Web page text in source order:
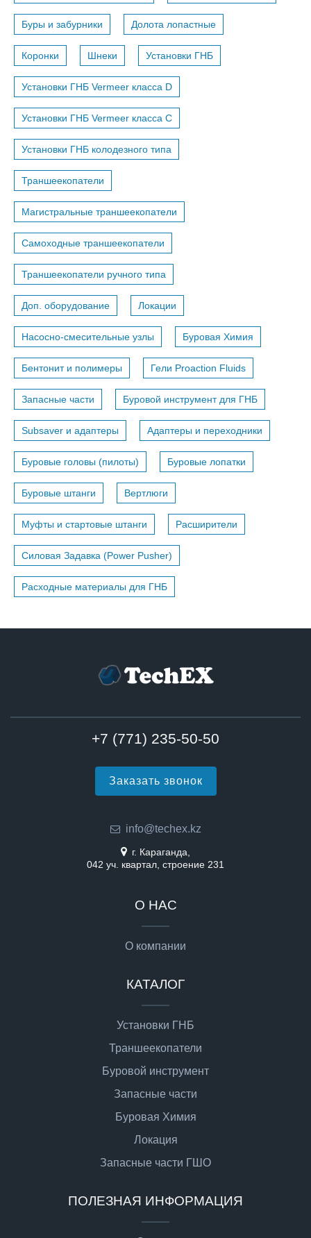
Буры и забурники Долота лопастные
Коронки Шнеки Установки ГНБ
Установки ГНБ Vermeer класса D
Установки ГНБ Vermeer класса С
Установки ГНБ колодезного типа
Траншеекопатели
Магистральные траншеекопатели
Самоходные траншеекопатели
Траншеекопатели ручного типа
Доп. оборудование Локации
Насосно-смесительные узлы Буровая Химия
Бентонит и полимеры Гели Proaction Fluids
Запасные части Буровой инструмент для ГНБ
Subsaver и адаптеры Адаптеры и переходники
Буровые головы (пилоты) Буровые лопатки
Буровые штанги Вертлюги
Муфты и стартовые штанги Расширители
Силовая Задавка (Power Pusher)
Расходные материалы для ГНБ
+7 (771) 235-50-50
Заказать звонок
info@techex.kz
г. Караганда,
042 уч. квартал, строение 231
О НАС
О компании
КАТАЛОГ
Установки ГНБ
Траншеекопатели
Буровой инструмент
Запасные части
Буровая Химия
Локация
Запасные части ГШО
ПОЛЕЗНАЯ ИНФОРМАЦИЯ